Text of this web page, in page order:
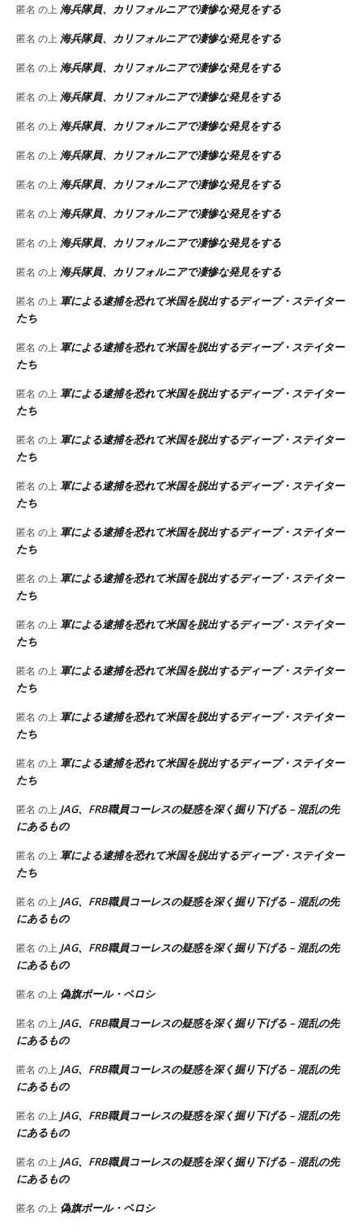
匿名 の上 海兵隊員、カリフォルニアで凄惨な発見をする
匿名 の上 海兵隊員、カリフォルニアで凄惨な発見をする
匿名 の上 海兵隊員、カリフォルニアで凄惨な発見をする
匿名 の上 海兵隊員、カリフォルニアで凄惨な発見をする
匿名 の上 海兵隊員、カリフォルニアで凄惨な発見をする
匿名 の上 海兵隊員、カリフォルニアで凄惨な発見をする
匿名 の上 海兵隊員、カリフォルニアで凄惨な発見をする
匿名 の上 海兵隊員、カリフォルニアで凄惨な発見をする
匿名 の上 海兵隊員、カリフォルニアで凄惨な発見をする
匿名 の上 海兵隊員、カリフォルニアで凄惨な発見をする
匿名 の上 軍による逮捕を恐れて米国を脱出するディープ・ステイター
たち
匿名 の上 軍による逮捕を恐れて米国を脱出するディープ・ステイター
たち
匿名 の上 軍による逮捕を恐れて米国を脱出するディープ・ステイター
たち
匿名 の上 軍による逮捕を恐れて米国を脱出するディープ・ステイター
たち
匿名 の上 軍による逮捕を恐れて米国を脱出するディープ・ステイター
たち
匿名 の上 軍による逮捕を恐れて米国を脱出するディープ・ステイター
たち
匿名 の上 軍による逮捕を恐れて米国を脱出するディープ・ステイター
たち
匿名 の上 軍による逮捕を恐れて米国を脱出するディープ・ステイター
たち
匿名 の上 軍による逮捕を恐れて米国を脱出するディープ・ステイター
たち
匿名 の上 軍による逮捕を恐れて米国を脱出するディープ・ステイター
たち
匿名 の上 軍による逮捕を恐れて米国を脱出するディープ・ステイター
たち
匿名 の上 JAG、FRB職員コーレスの疑惑を深く掘り下げる – 混乱の先
にあるもの
匿名 の上 軍による逮捕を恐れて米国を脱出するディープ・ステイター
たち
匿名 の上 JAG、FRB職員コーレスの疑惑を深く掘り下げる – 混乱の先
にあるもの
匿名 の上 JAG、FRB職員コーレスの疑惑を深く掘り下げる – 混乱の先
にあるもの
匿名 の上 偽旗ポール・ペロシ
匿名 の上 JAG、FRB職員コーレスの疑惑を深く掘り下げる – 混乱の先
にあるもの
匿名 の上 JAG、FRB職員コーレスの疑惑を深く掘り下げる – 混乱の先
にあるもの
匿名 の上 JAG、FRB職員コーレスの疑惑を深く掘り下げる – 混乱の先
にあるもの
匿名 の上 JAG、FRB職員コーレスの疑惑を深く掘り下げる – 混乱の先
にあるもの
匿名 の上 偽旗ポール・ペロシ